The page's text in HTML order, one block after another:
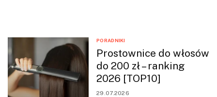
PORADNIKI
29.07.2026
Prostownice do włosów
do 200 zł – ranking
2026 [TOP10]